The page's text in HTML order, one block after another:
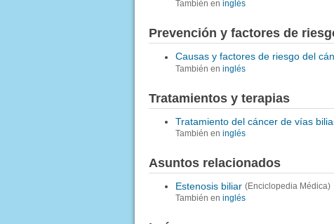
También en inglés
Prevención y factores de
Causas y factores de riesgo del
También en inglés
Tratamientos y terapias
Tratamiento del cáncer de vías
También en inglés
Asuntos relacionados
Estenosis biliar (Enciclopedia Médica)
También en inglés